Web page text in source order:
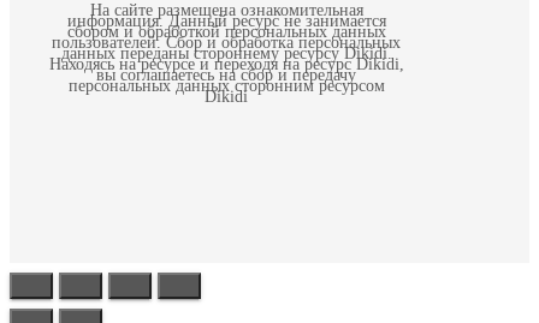
На сайте размещена ознакомительная
информация. Данный ресурс не занимается
сбором и обработкой персональных данных
пользователей. Сбор и обработка персональных
данных переданы стороннему ресурсу Dikidi.
Находясь на ресурсе и переходя на ресурс Dikidi,
вы соглашаетесь на сбор и передачу
персональных данных сторонним ресурсом
Dikidi